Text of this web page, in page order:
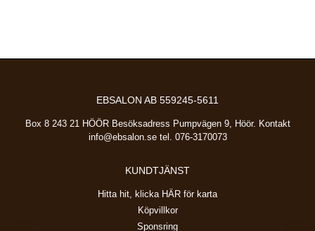
EBSALON AB 559245-5611
Box 8 243 21 HÖÖR Besöksadress Pumpvägen 9, Höör. Kontakt
info@ebsalon.setel. 076-3170073
KUNDTJÄNST
Hitta hit, klicka HÄR för karta
Köpvillkor
Sponsring